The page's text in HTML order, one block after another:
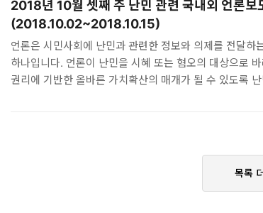
2018/10/31 [다음뉴스] '난민인정 0%' 한국 사회의 민낯
난민·이슬람 다룬 추천 책/영화/다큐 2018/11/01 [경향신
오스트리아도 유엔 이주민 협약 보이콧, EU 위협하는 동
2018년 10월 셋째 주 난민 관련 국내외 언론보
(2018.10.02~2018.10.15)
언론은 시민사회에 난민과 관련한 정보와 의제를 전달하
하나입니다. 언론이 난민을 시혜 또는 혐오의 대상으로
권리에 기반한 올바른 가치확산의 매개가 될 수 있도록
체험기…6시간 강연 뒤 “열심히 퍼 날라 주세요” 2018/
목록